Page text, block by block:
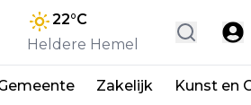
22°C
Heldere Hemel
Zakelijk Kunst en